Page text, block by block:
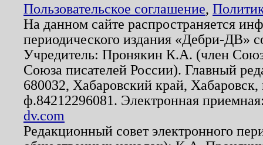
Пользовательское соглашение,
На данном сайте распространяется
периодического издания «Дебри-ДВ»
Учредитель: Пронякин К.А. (член
Союза писателей России). Главный
680032, Хабаровский край,
ф.84212296081. Электронная
dv.com
Редакционный совет электронного